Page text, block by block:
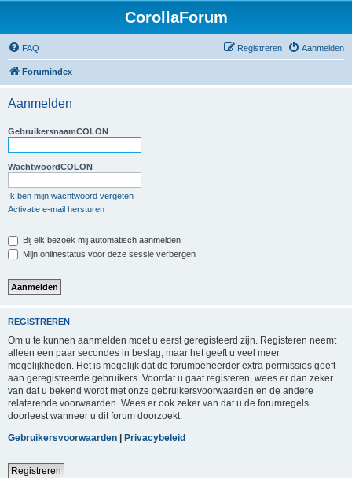
CorollaForum
FAQ Aanmelden
Registreren
Forumindex
Aanmelden
GebruikersnaamCOLON
WachtwoordCOLON
Ik ben mijn wachtwoord vergeten
Activatie e-mail hersturen
Bij elk bezoek mij automatisch aanmelden
Mijn onlinestatus voor deze sessie verbergen
REGISTREREN
Om u te kunnen aanmelden moet u eerst geregisteerd zijn. Registeren neemt
alleen een paar secondes in beslag, maar het geeft u veel meer
mogelijkheden. Het is mogelijk dat de forumbeheerder extra permissies geeft
aan geregistreerde gebruikers. Voordat u gaat registeren, wees er dan zeker
van dat u bekend wordt met onze gebruikersvoorwaarden en de andere
relaterende voorwaarden. Wees er ook zeker van dat u de forumregels
doorleest wanneer u dit forum doorzoekt.
Gebruikersvoorwaarden | Privacybeleid
Registreren